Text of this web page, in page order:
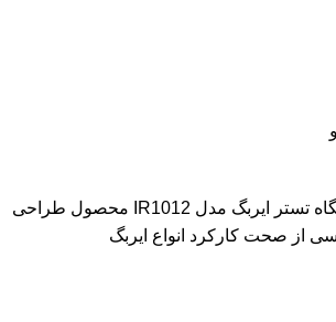
معرفی محصول : دستگاه تستر ایربگ مدل IR1012 محصول طراحی
از صحت کارکرد انواع ایربگ